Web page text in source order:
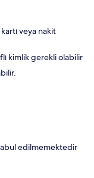
veya nakit
kimlik gerekli olabilir
edilmemektedir